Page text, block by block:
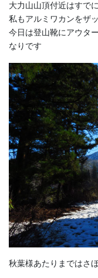
大力山山頂付近はすで
私もアルミワカンをザ
今日は登山靴にアウタ
なりです
秋葉様あたりまではさ